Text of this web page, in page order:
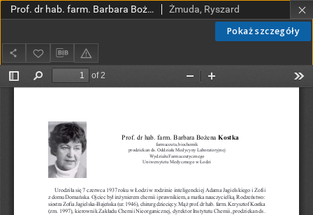
Pokaż szczegóły
Prof. dr hab. farm. Barbara Bożena Kostka farmaceuta, biochemik prodziekan ds. Oddziału Medycyny Laboratoryjnej Wydziału Farmaceutycznego Uniwersytetu Medycznego w Łodzi Żmuda, Ryszard